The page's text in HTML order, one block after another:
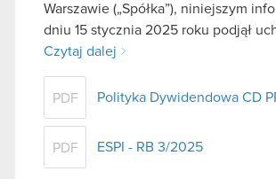
Warszawie („Spółka”), niniejszym
dniu 15 stycznia 2025 roku podjął
Czytaj dalej
PDF Polityka Dywidendowa CD
PDF ESPI - RB 3/2025